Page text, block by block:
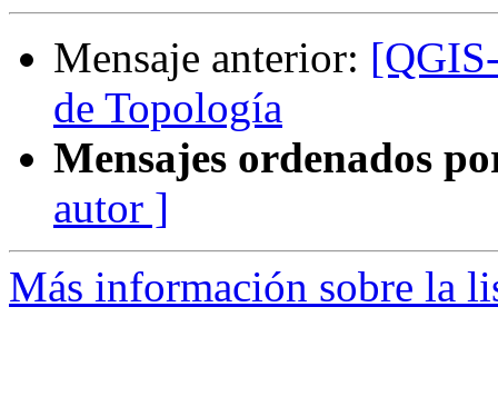
Mensaje anterior:
de Topología
Mensajes ordenados
autor ]
Más información sobre la